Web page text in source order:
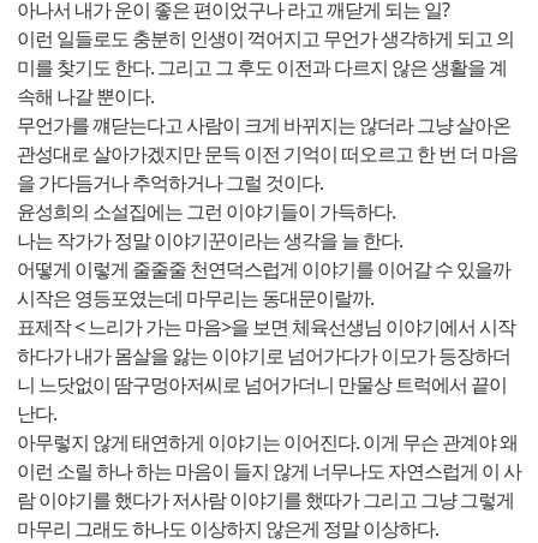
아나서 내가 운이 좋은 편이었구나 라고 깨닫게 되는 일?
이런 일들로도 충분히 인생이 꺽어지고 무언가 생각하게 되고 의
미를 찾기도 한다. 그리고 그 후도 이전과 다르지 않은 생활을 계
속해 나갈 뿐이다.
무언가를 꺠닫는다고 사람이 크게 바뀌지는 않더라 그냥 살아온
관성대로 살아가겠지만 문득 이전 기억이 떠오르고 한 번 더 마음
을 가다듬거나 추억하거나 그럴 것이다.
윤성희의 소설집에는 그런 이야기들이 가득하다.
나는 작가가 정말 이야기꾼이라는 생각을 늘 한다.
어떻게 이렇게 줄줄줄 천연덕스럽게 이야기를 이어갈 수 있을까
시작은 영등포였는데 마무리는 동대문이랄까.
표제작 < 느리가 가는 마음>을 보면 체육선생님 이야기에서 시작
하다가 내가 몸살을 앓는 이야기로 넘어가다가 이모가 등장하더
니 느닷없이 땀구멍아저씨로 넘어가더니 만물상 트럭에서 끝이
난다.
아무렇지 않게 태연하게 이야기는 이어진다. 이게 무슨 관계야 왜
이런 소릴 하나 하는 마음이 들지 않게 너무나도 자연스럽게 이 사
람 이야기를 했다가 저사람 이야기를 했따가 그리고 그냥 그렇게
마무리 그래도 하나도 이상하지 않은게 정말 이상하다.